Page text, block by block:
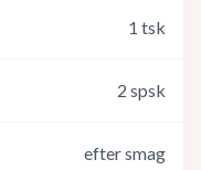
1 tsk
2 spsk
efter smag